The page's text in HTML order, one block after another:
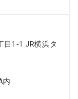
目1-1 JR横浜タ
内